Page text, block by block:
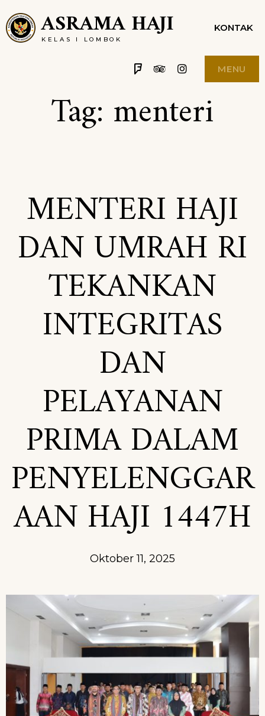
Skip
to
ASRAMA HAJI
KELAS I LOMBOK
KONTAK
FoursquareTripadvisor
Instagram
MENU
Tag: menteri
MENTERI HAJI
DAN UMRAH RI
TEKANKAN
INTEGRITAS
DAN
PELAYANAN
PRIMA DALAM
PENYELENGGAR
AAN HAJI 1447H
Oktober 11, 2025